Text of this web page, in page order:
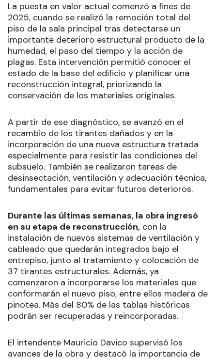
La puesta en valor actual comenzó a fines de
2025, cuando se realizó la remoción total del
piso de la sala principal tras detectarse un
importante deterioro estructural producto de la
humedad, el paso del tiempo y la acción de
plagas. Esta intervención permitió conocer el
estado de la base del edificio y planificar una
reconstrucción integral, priorizando la
conservación de los materiales originales.
A partir de ese diagnóstico, se avanzó en el
recambio de los tirantes dañados y en la
incorporación de una nueva estructura tratada
especialmente para resistir las condiciones del
subsuelo. También se realizaron tareas de
desinsectación, ventilación y adecuación técnica,
fundamentales para evitar futuros deterioros.
Durante las últimas semanas, la obra ingresó
en su etapa de reconstrucción, con la
instalación de nuevos sistemas de ventilación y
cableado que quedarán integrados bajo el
entrepiso, junto al tratamiento y colocación de
37 tirantes estructurales. Además, ya
comenzaron a incorporarse los materiales que
conformarán el nuevo piso, entre ellos madera de
pinotea. Más del 80% de las tablas históricas
podrán ser recuperadas y reincorporadas.
El intendente Mauricio Davico supervisó los
avances de la obra y destacó la importancia de